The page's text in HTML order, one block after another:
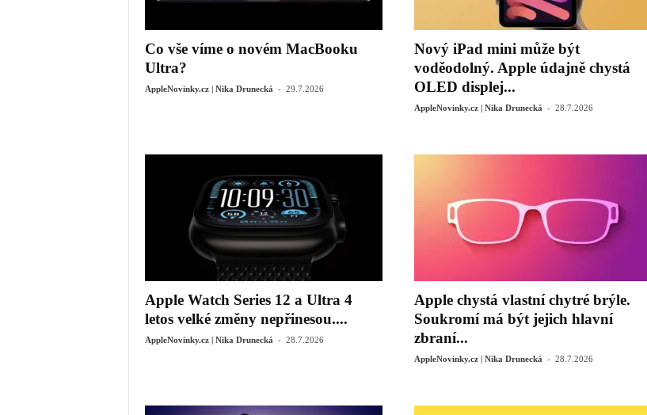
Co vše víme o novém MacBooku
Ultra?
AppleNovinky.cz | Nika Drunecká - 29.7.2026
Nový iPad mini může být
voděodolný. Apple údajně chystá
OLED displej...
AppleNovinky.cz | Nika Drunecká - 28.7.2026
Apple Watch Series 12 a Ultra 4
letos velké změny nepřinesou....
AppleNovinky.cz | Nika Drunecká - 28.7.2026
Apple chystá vlastní chytré brýle.
Soukromí má být jejich hlavní
zbraní...
AppleNovinky.cz | Nika Drunecká - 28.7.2026